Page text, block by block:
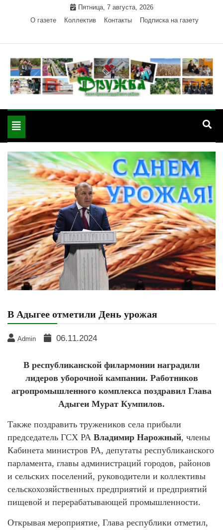
Пятница, 7 августа, 2026
О газете
Коллектив Контакты Подписка на газету
"Дружба" — газета
района РА
Красногвардейского района Республики Адыгея
Toggle
navigation
В Адыгее отметили День урожая
Admin 06.11.2024
В республиканской филармонии наградили
лидеров уборочной кампании. Работников
агропромышленного комплекса поздравил Глава
Адыгеи Мурат Кумпилов.
Также поздравить тружеников села прибыли
председатель ГСХ РА Владимир Нарожный, члены
Кабинета министров РА, депутаты республиканского
парламента, главы администраций городов, районов
и сельских поселений, руководители и коллективы
сельскохозяйственных предприятий и предприятий
пищевой и перерабатывающей промышленности.
Открывая мероприятие, Глава республики отметил,